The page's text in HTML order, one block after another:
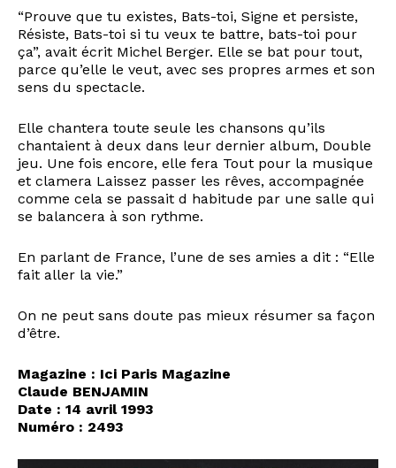
“Prouve que tu existes, Bats-toi, Signe et persiste,
Résiste, Bats-toi si tu veux te battre, bats-toi pour
ça”, avait écrit Michel Berger. Elle se bat pour tout,
parce qu’elle le veut, avec ses propres armes et son
sens du spectacle.
Elle chantera toute seule les chansons qu’ils
chantaient à deux dans leur dernier album, Double
jeu. Une fois encore, elle fera Tout pour la musique
et clamera Laissez passer les rêves, accompagnée
comme cela se passait d habitude par une salle qui
se balancera à son rythme.
En parlant de France, l’une de ses amies a dit : “Elle
fait aller la vie.”
On ne peut sans doute pas mieux résumer sa façon
d’être.
Magazine : Ici Paris Magazine
Claude BENJAMIN
Date : 14 avril 1993
Numéro : 2493